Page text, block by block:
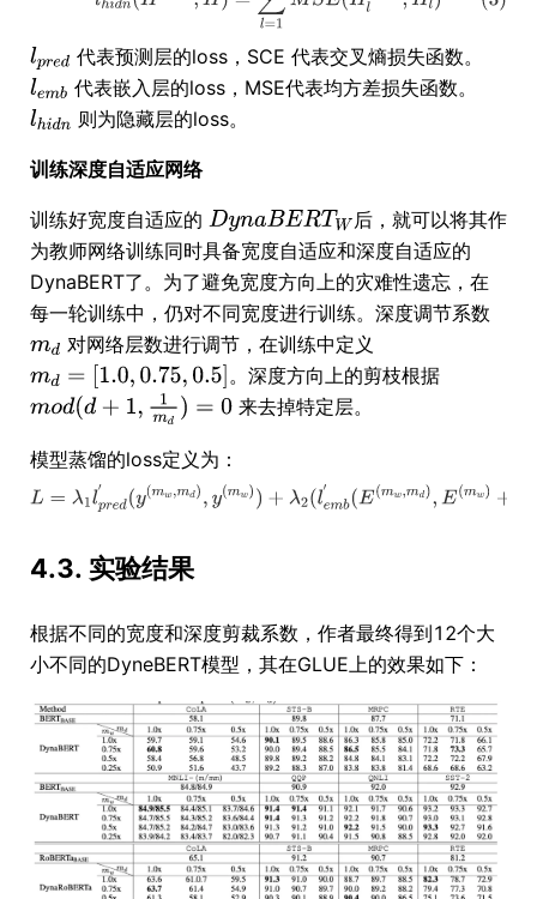
代表预测层的loss，SCE 代表交叉熵损失函数。
代表嵌入层的loss，MSE代表均方差损失函数。
则为隐藏层的loss。
训练深度自适应网络
训练好宽度自适应的
后，就可以将其作
为教师网络训练同时具备宽度自适应和深度自适应的
DynaBERT了。为了避免宽度方向上的灾难性遗忘，在
每一轮训练中，仍对不同宽度进行训练。深度调节系数
对网络层数进行调节，在训练中定义
。深度方向上的剪枝根据
来去掉特定层。
模型蒸馏的loss定义为：
4.3. 实验结果
根据不同的宽度和深度剪裁系数，作者最终得到12个大
小不同的DyneBERT模型，其在GLUE上的效果如下：